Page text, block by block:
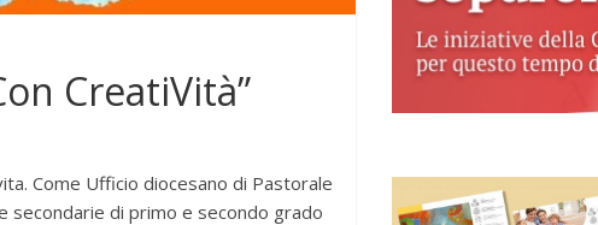
CreatiVità”
Come Ufficio diocesano di Pastorale
secondarie di primo e secondo grado